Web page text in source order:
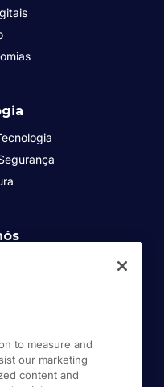
to measure and
our marketing
content and